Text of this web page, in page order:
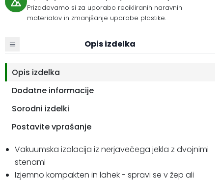
Prizadevamo si za uporabo recikliranih naravnih
materialov in zmanjšanje uporabe plastike.
Opis izdelka
Opis izdelka
Dodatne informacije
Sorodni izdelki
Postavite vprašanje
Vakuumska izolacija iz nerjavečega jekla z dvojnimi
stenami
Izjemno kompakten in lahek - spravi se v žep ali